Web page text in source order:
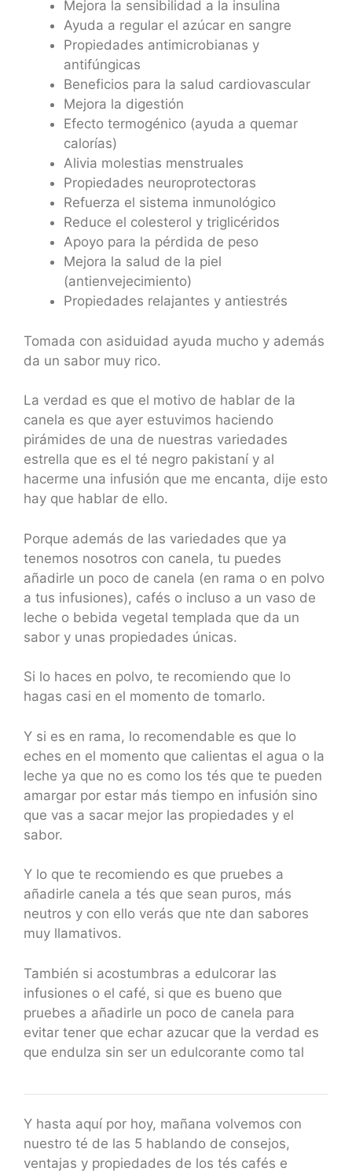
Mejora la sensibilidad a la insulina
Ayuda a regular el azúcar en sangre
Propiedades antimicrobianas y
antifúngicas
Beneficios para la salud cardiovascular
Mejora la digestión
Efecto termogénico (ayuda a quemar
calorías)
Alivia molestias menstruales
Propiedades neuroprotectoras
Refuerza el sistema inmunológico
Reduce el colesterol y triglicéridos
Apoyo para la pérdida de peso
Mejora la salud de la piel
(antienvejecimiento)
Propiedades relajantes y antiestrés
Tomada con asiduidad ayuda mucho y además
da un sabor muy rico.
La verdad es que el motivo de hablar de la
canela es que ayer estuvimos haciendo
pirámides de una de nuestras variedades
estrella que es el té negro pakistaní y al
hacerme una infusión que me encanta, dije esto
hay que hablar de ello.
Porque además de las variedades que ya
tenemos nosotros con canela, tu puedes
añadirle un poco de canela (en rama o en polvo
a tus infusiones), cafés o incluso a un vaso de
leche o bebida vegetal templada que da un
sabor y unas propiedades únicas.
Si lo haces en polvo, te recomiendo que lo
hagas casi en el momento de tomarlo.
Y si es en rama, lo recomendable es que lo
eches en el momento que calientas el agua o la
leche ya que no es como los tés que te pueden
amargar por estar más tiempo en infusión sino
que vas a sacar mejor las propiedades y el
sabor.
Y lo que te recomiendo es que pruebes a
añadirle canela a tés que sean puros, más
neutros y con ello verás que nte dan sabores
muy llamativos.
También si acostumbras a edulcorar las
infusiones o el café, si que es bueno que
pruebes a añadirle un poco de canela para
evitar tener que echar azucar que la verdad es
que endulza sin ser un edulcorante como tal
Y hasta aquí por hoy, mañana volvemos con
nuestro té de las 5 hablando de consejos,
ventajas y propiedades de los tés cafés e